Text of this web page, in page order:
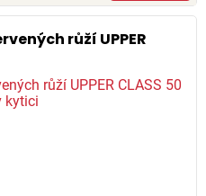
růží UPPER